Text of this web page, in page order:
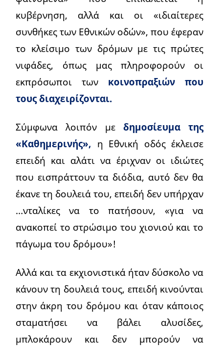
κυβέρνηση, αλλά και οι «ιδιαίτερες
συνθήκες των Εθνικών οδών», που έφεραν
το κλείσιμο των δρόμων με τις πρώτες
νιφάδες, όπως μας πληροφορούν οι
εκπρόσωποι των κοινοπραξιών που
τους διαχειρίζονται.
Σύμφωνα λοιπόν με δημοσίευμα της
«Καθημερινής», η Εθνική οδός έκλεισε
επειδή και αλάτι να έριχναν οι ιδιώτες
που εισπράττουν τα διόδια, αυτό δεν θα
έκανε τη δουλειά του, επειδή δεν υπήρχαν
…νταλίκες να το πατήσουν, «για να
ανακοπεί το στρώσιμο του χιονιού και το
πάγωμα του δρόμου»!
Αλλά και τα εκχιονιστικά ήταν δύσκολο να
κάνουν τη δουλειά τους, επειδή κινούνται
στην άκρη του δρόμου και όταν κάποιος
σταματήσει να βάλει αλυσίδες,
μπλοκάρουν και δεν μπορούν να